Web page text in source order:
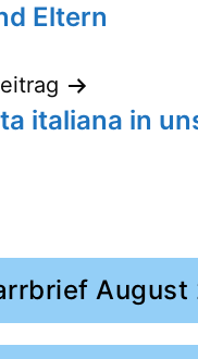
Eltern
italiana in
August